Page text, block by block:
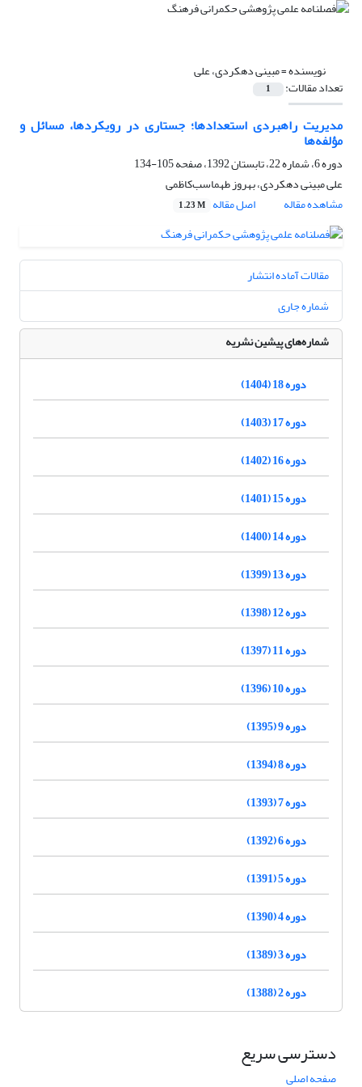
نویسنده =مبینی دهکردی، علی
تعداد مقالات: 1
مدیریت راهبردی استعدادها؛ جستاری در رویکردها، مسائل و
مؤلفه‌ها
دوره 6، شماره 22، تابستان 1392، صفحه
105-134
علی مبینی دهکردی، بهروز طهماسب‌کاظمی
مشاهده مقاله
اصل مقاله 1.23 M
مقالات آماده انتشار
شماره جاری
شماره‌های پیشین نشریه
دوره 18 (1404)
دوره 17 (1403)
دوره 16 (1402)
دوره 15 (1401)
دوره 14 (1400)
دوره 13 (1399)
دوره 12 (1398)
دوره 11 (1397)
دوره 10 (1396)
دوره 9 (1395)
دوره 8 (1394)
دوره 7 (1393)
دوره 6 (1392)
دوره 5 (1391)
دوره 4 (1390)
دوره 3 (1389)
دوره 2 (1388)
دسترسی سریع
صفحه اصلی